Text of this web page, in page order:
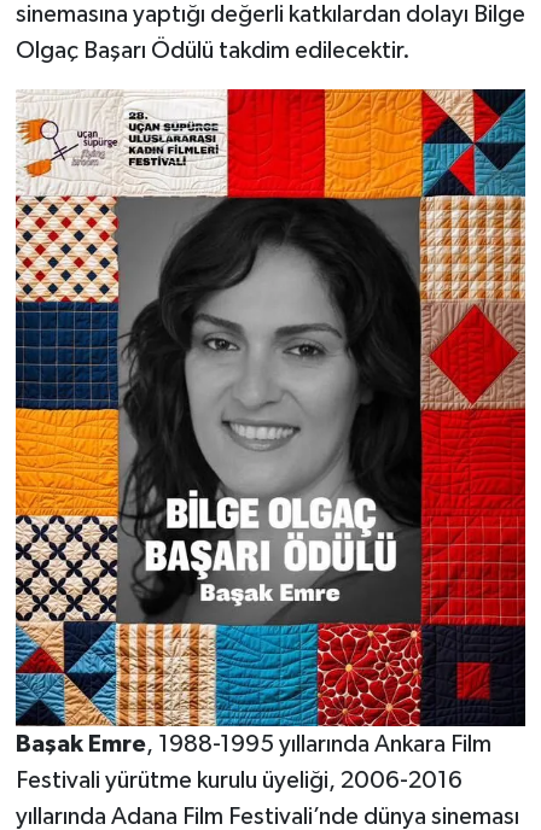
sinemasına yaptığı değerli katkılardan dolayı Bilge
Olgaç Başarı Ödülü takdim edilecektir.
Başak Emre, 1988-1995 yıllarında Ankara Film
Festivali yürütme kurulu üyeliği, 2006-2016
yıllarında Adana Film Festivali’nde dünya sineması